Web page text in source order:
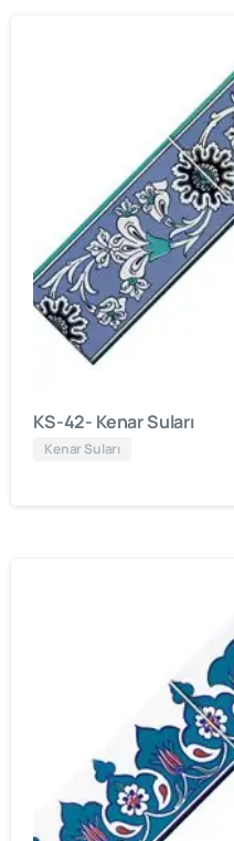
KS-42- Kenar Suları
Kenar Suları